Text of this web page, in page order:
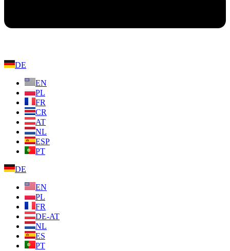
DE
EN
PL
FR
CR
AT
NL
ESP
PT
DE
EN
PL
FR
DE-AT
NL
ES
PT